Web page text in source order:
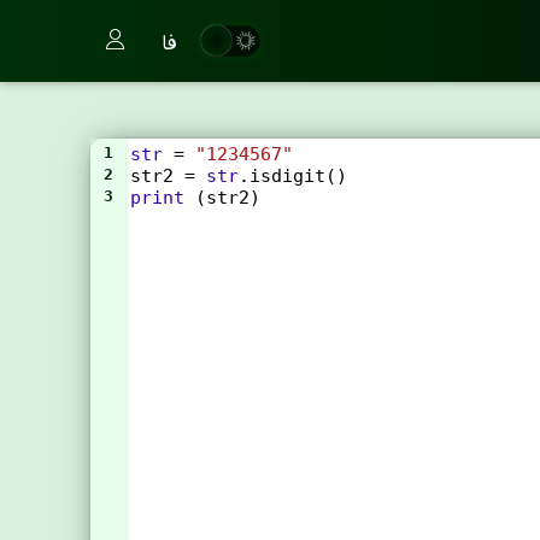
فا
1 str = "1234567"
2 str2 = str. isdigit ()
3 print (str2)